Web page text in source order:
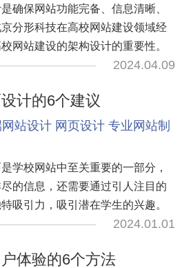
确保网站功能完备、信息清晰、
分形科技在高校网站建设领域经
网站建设的架构设计的重要性。
2024.04.09
计的6个建议
站设计 网页设计 专业网站制
学校网站中至关重要的一部分，
的信息，还需要通过引人注目的
吸引力，吸引潜在学生的兴趣。
2024.01.01
体验的6个方法